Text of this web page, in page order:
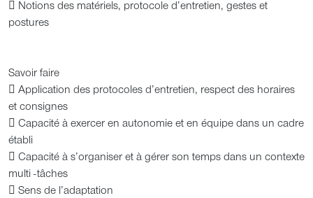
 Notions des matériels, protocole d’entretien, gestes et
postures
Savoir faire
 Application des protocoles d’entretien, respect des horaires
et consignes
 Capacité à exercer en autonomie et en équipe dans un cadre
établi
 Capacité à s’organiser et à gérer son temps dans un contexte
multi -tâches
 Sens de l’adaptation